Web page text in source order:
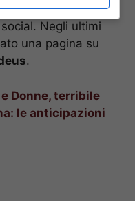
dalla coppia,
Negli ultimi
una pagina su
.
Donne, terribile
le anticipazioni